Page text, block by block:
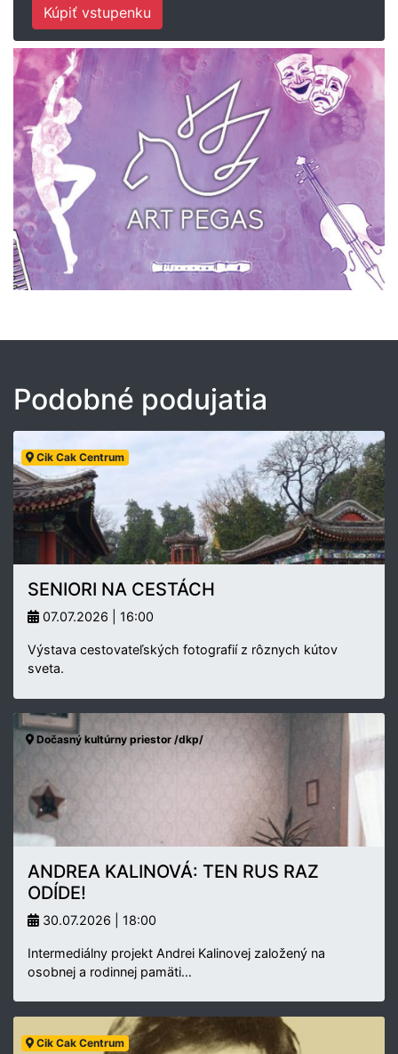
Kúpiť vstupenku
Podobné podujatia
Cik Cak Centrum
SENIORI NA CESTÁCH
07.07.2026 | 16:00
Výstava cestovateľských fotografií z rôznych kútov
sveta.
Dočasný kultúrny priestor /dkp/
ANDREA KALINOVÁ: TEN RUS RAZ
ODÍDE!
30.07.2026 | 18:00
Intermediálny projekt Andrei Kalinovej založený na
osobnej a rodinnej pamäti…
Cik Cak Centrum